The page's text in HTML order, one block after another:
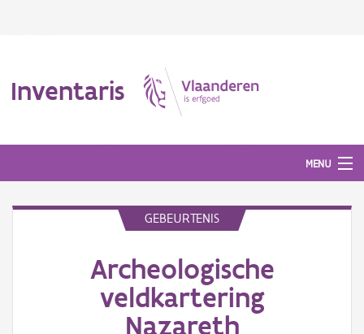
Inventaris
MENU
Aanduidingsobject
GEBEURTENIS
Archeologische
veldkartering
Nazareth